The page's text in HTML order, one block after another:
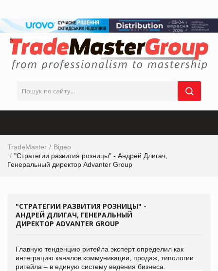
TradeMaster
Відео
"Стратегии развития розницы" - Андрей Длигач,
Генеральный директор Advanter Group
"СТРАТЕГИИ РАЗВИТИЯ РОЗНИЦЫ" -
АНДРЕЙ ДЛИГАЧ, ГЕНЕРАЛЬНЫЙ
ДИРЕКТОР ADVANTER GROUP
Главную тенденцию ритейла эксперт определил как
интеграцию каналов коммуникации, продаж, типологии
ритейла – в единую систему ведения бизнеса.